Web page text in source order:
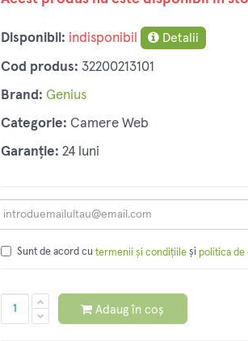
Disponibil: indisponibil Detalii
Cod produs: 32200213101
Brand: Genius
Categorie: Camere Web
Garanție: 24 luni
Sunt de acord cu termenii și condițiileși politica de
Adaug în coș